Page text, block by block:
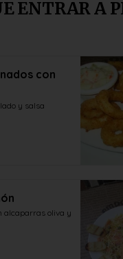
ENTRAR A
con
y salsa
alcaparras oliva y